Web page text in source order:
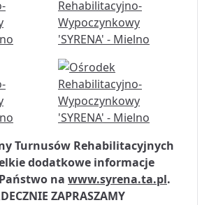
Turnusów Rehabilitacyjnych
dodatkowe informacje
na www.syrena.ta.pl.
ZAPRASZAMY